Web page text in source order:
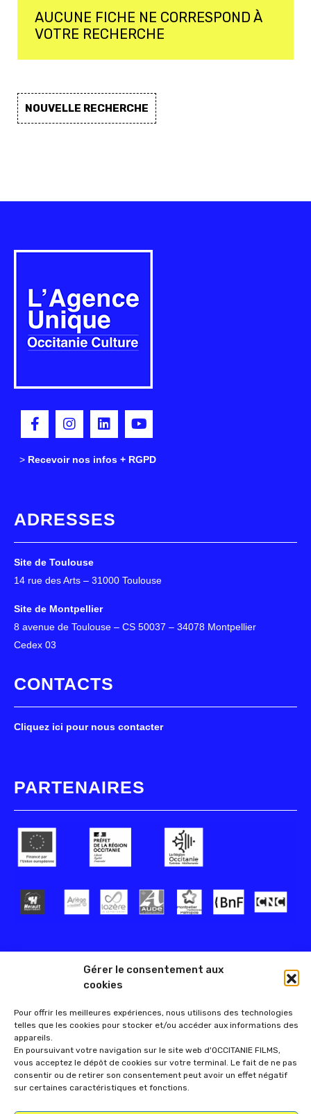
Gérer le consentement aux
cookies
Pour offrir les meilleures expériences, nous utilisons des technologies
telles que les cookies pour stocker et/ou accéder aux informations des
appareils.
En poursuivant votre navigation sur le site web d'OCCITANIE FILMS,
vous acceptez le dépôt de cookies sur votre terminal. Le fait de ne pas
consentir ou de retirer son consentement peut avoir un effet négatif
sur certaines caractéristiques et fonctions.
AUCUNE FICHE NE CORRESPOND À
VOTRE RECHERCHE
NOUVELLE RECHERCHE
> Recevoir nos infos + RGPD
ADRESSES
Site de Toulouse
14 rue des Arts – 31000 Toulouse
Site de Montpellier
8 avenue de Toulouse – CS 50037 – 34078 Montpellier
Cedex 03
CONTACTS
Cliquez ici pour nous contacter
PARTENAIRES